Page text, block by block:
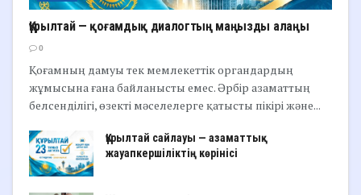
Құрылтай — қоғамдық диалогтың маңызды алаңы
0
Қоғамның дамуы тек мемлекеттік органдардың
жұмысына ғана байланысты емес. Әрбір азаматтың
белсенділігі, өзекті мәселелерге қатысты пікірі және...
Құрылтай сайлауы — азаматтық
жауапкершіліктің көрінісі